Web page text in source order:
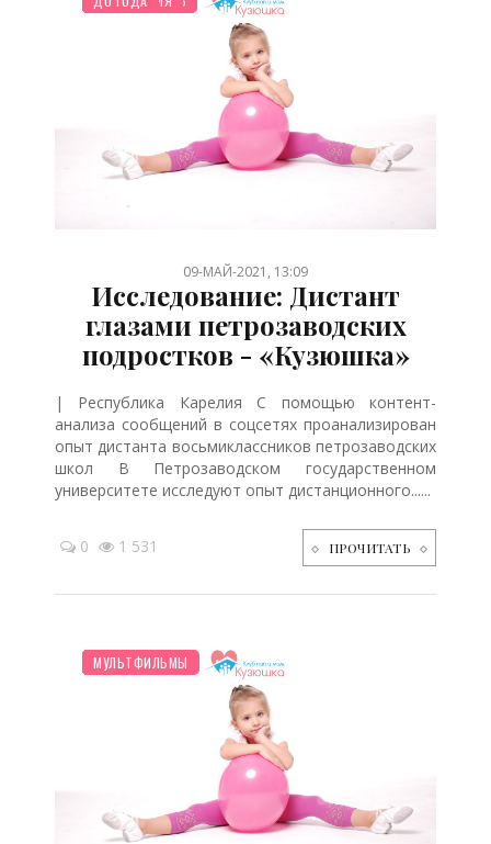
09-МАЙ-2021, 13:09
Исследование: Дистант
глазами петрозаводских
подростков - «Кузюшка»
| Республика Карелия С помощью контент-
анализа сообщений в соцсетях проанализирован
опыт дистанта восьмиклассников петрозаводских
школ В Петрозаводском государственном
университете исследуют опыт дистанционного......
0 1 531 ПРОЧИТАТЬ
НОВОСТИ МИРА
ПОСЛЕ РОДОВ
СТАРШЕ ГОДА
ДО ГОДА
ОТДЫХ
ПЛАНИРОВАНИЕ
ПРАЗДНИКИ
ДЕТЯМ
ШКОЛЬНИК
ПСИХОЛОГИЯ
ЗДОРОВЬЕ
ЖИЛЬЕ
МУЛЬТФИЛЬМЫ